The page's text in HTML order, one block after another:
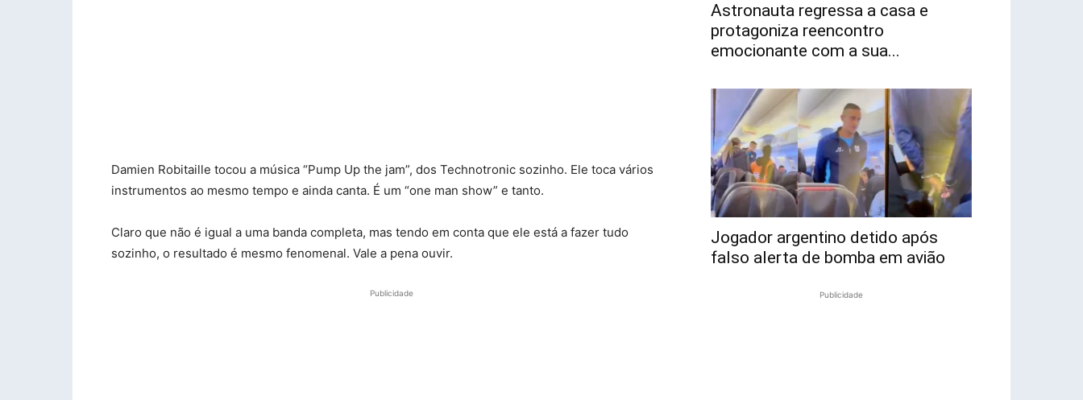
Damien Robitaille tocou a música “Pump Up the jam”, dos Technotronic sozinho. Ele toca vários
instrumentos ao mesmo tempo e ainda canta. É um “one man show” e tanto.
Claro que não é igual a uma banda completa, mas tendo em conta que ele está a fazer tudo
sozinho, o resultado é mesmo fenomenal. Vale a pena ouvir.
Publicidade
Astronauta regressa a casa e
protagoniza reencontro
emocionante com a sua...
Jogador argentino detido após
falso alerta de bomba em avião
Publicidade